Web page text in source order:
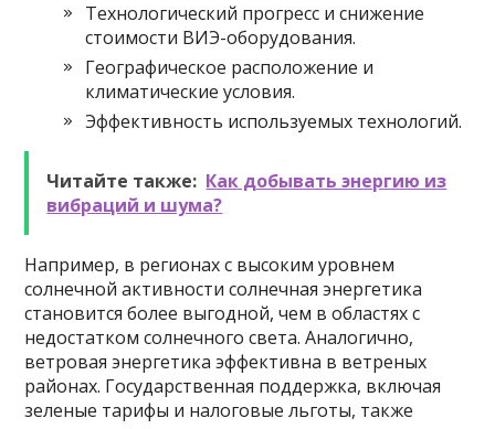
Технологический прогресс и снижение
стоимости ВИЭ-оборудования.
Географическое расположение и
климатические условия.
Эффективность используемых технологий.
Читайте также: Как добывать энергию из
вибраций и шума?
Например, в регионах с высоким уровнем
солнечной активности солнечная энергетика
становится более выгодной, чем в областях с
недостатком солнечного света. Аналогично,
ветровая энергетика эффективна в ветреных
районах. Государственная поддержка, включая
зеленые тарифы и налоговые льготы, также